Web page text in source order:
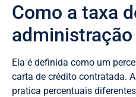
Como a taxa
Ela é definida como um
carta de crédito contratada.
pratica percentuais